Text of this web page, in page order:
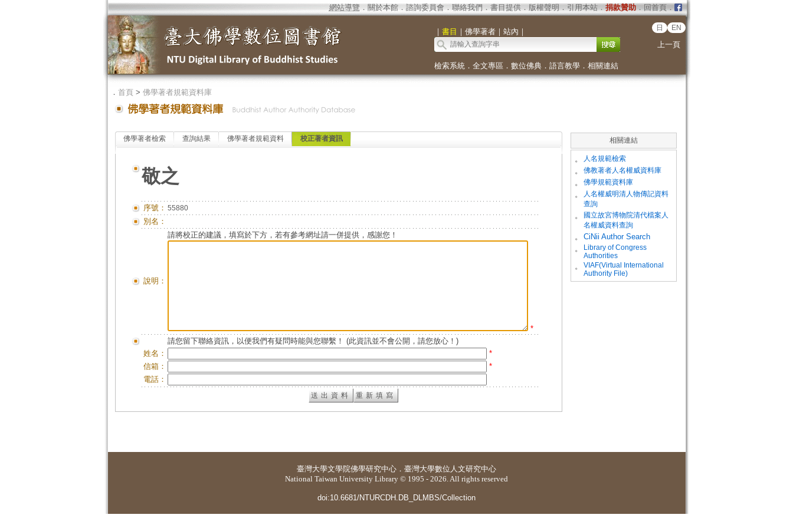
網站導覽 ． 關於本館． 諮詢委員會． 聯絡我們 ． 書目提供． 版權聲明 ． 引用本站． 捐款贊助．回首頁．
｜ 書目 ｜ 佛學著者｜ 站內 ｜ 日 EN
上一頁
檢索系統． 全文專區 ． 數位佛典． 語言教學． 相關連結
． 首頁> 佛學著者規範資料庫
佛學著者檢索 查詢結果 佛學著者規範資料 校正著者資訊
敬之
序號： 55880
別名：
說明：
請將校正的建議，填寫於下方，若有參考網址請一併提供，感謝您！
*
請您留下聯絡資訊，以便我們有疑問時能與您聯繫！ (此資訊並不會公開，請您放心！)
姓名：
*
信箱：
*
電話：
相關連結
。 人名規範檢索
。 佛教著者人名權威資料庫
。 佛學規範資料庫
。
人名權威明清人物傳記資料
查詢
。
國立故宮博物院清代檔案人
名權威資料查詢
。
CiNii Author Search
。
Library of Congress
Authorities
。
VIAF(Virtual International
Authority File)
臺灣大學文學院佛學研究中心 ． 臺灣大學數位人文研究中心
National Taiwan University Library © 1995 - 2026. All rights reserved
doi:10.6681/NTURCDH.DB_DLMBS/Collection